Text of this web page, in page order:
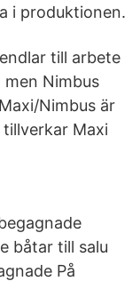
i produktionen.
till arbete
Nimbus
Nimbus är
Maxi
båtar till salu
På